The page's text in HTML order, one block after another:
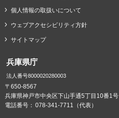
個人情報の取扱いについて
ウェブアクセシビリティ方針
サイトマップ
兵庫県庁
法人番号8000020280003
〒650-8567
兵庫県神戸市中央区下山手通5丁目10番1号
電話番号： 078-341-7711（代表）